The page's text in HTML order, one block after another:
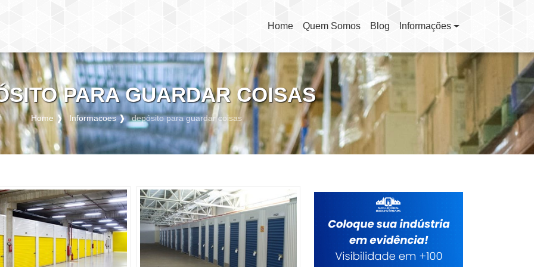
Home
(current)
Quem Somos Blog Informações
PARA GUARDAR COISAS
Home ❱ Informacoes ❱ depósito para guardar coisas